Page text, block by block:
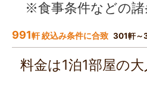
※食事条件などの
991軒 絞込み条件に合致 301軒～
料金は1泊1部屋の